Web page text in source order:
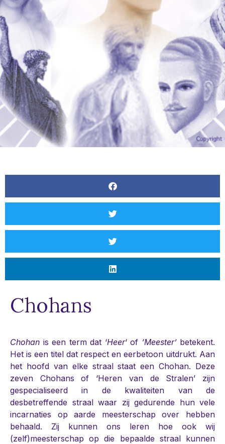
Chohans
Chohan is een term dat ‘Heer‘ of ‘Meester’betekent.
Het is een titel dat respect en eerbetoon uitdrukt. Aan
het hoofd van elke straal staat een Chohan. Deze
zeven Chohans of ‘Heren van de Stralen’ zijn
gespecialiseerd in de kwaliteiten van de
desbetreffende straal waar zij gedurende hun vele
incarnaties op aarde meesterschap over hebben
behaald. Zij kunnen ons leren hoe ook wij
(zelf)meesterschap op die bepaalde straal kunnen